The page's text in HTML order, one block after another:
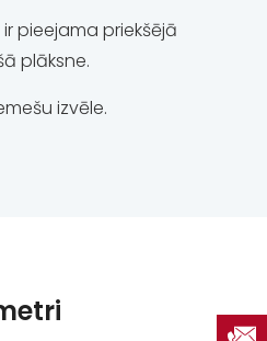
pieejama priekšējā
plāksne.
izvēle.